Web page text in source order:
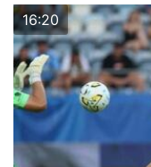
16:20